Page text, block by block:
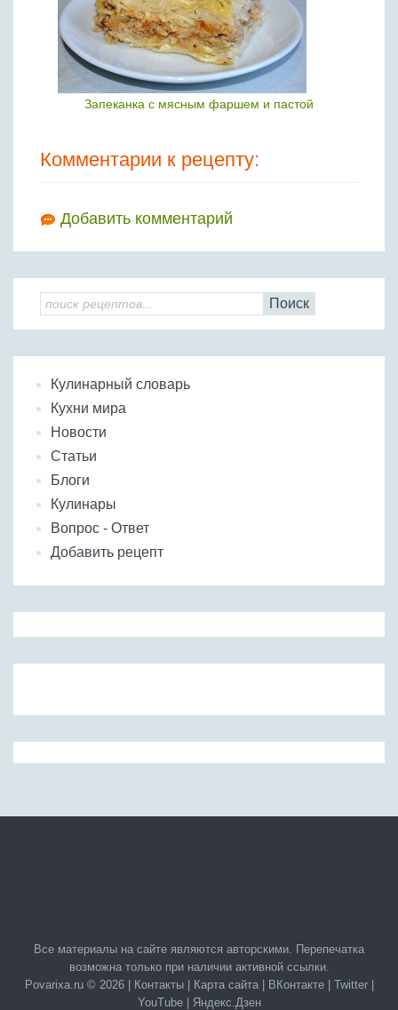
Запеканка с мясным фаршем и пастой
Комментарии к рецепту:
Добавить комментарий
Поиск
Кулинарный словарь
Кухни мира
Новости
Статьи
Блоги
Кулинары
Вопрос - Ответ
Добавить рецепт
Все материалы на сайте являются авторскими. Перепечатка
возможна только при наличии активной ссылки.
Povarixa.ru © 2026 |
Контакты| Карта сайта| ВКонтакте| Twitter|
YouTube| Яндекс.Дзен